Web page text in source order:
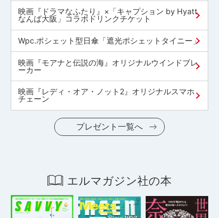
映画『ドラマなふたり』×「キャプション by Hyatt
なんば大阪」コラボドリンクチケット
Wpc.ポシェット型日傘「遮光ポシェットタイニー」
映画『モアナと伝説の海』オリジナルウインドブレ
ーカー
映画『レディ・オア・ノット2』オリジナルスマホ
チェーン
プレゼント一覧へ
エルマガジン社の本